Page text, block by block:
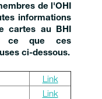
de l'OHI
informations
cartes au BHI
que ces
ci-dessous.
Link
Link